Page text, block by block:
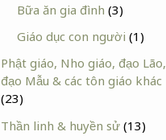
Bữa ăn gia đình (3)
Giáo dục con người (1)
Phật giáo, Nho giáo, đạo Lão,
đạo Mẫu & các tôn giáo khác
(23)
Thần linh & huyền sử (13)